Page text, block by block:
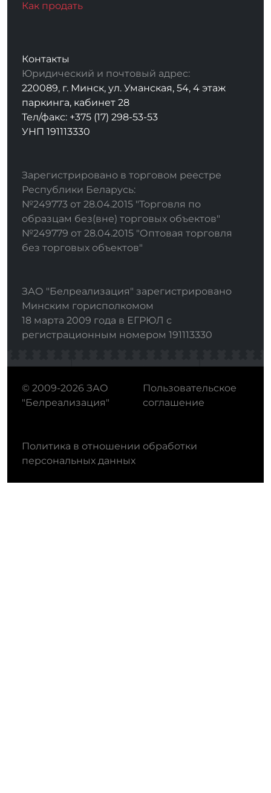
Как продать
Контакты
Юридический и почтовый адрес:
220089, г. Минск, ул. Уманская, 54, 4 этаж
паркинга, кабинет 28
Тел/факс: +375 (17) 298-53-53
УНП 191113330
Зарегистрировано в торговом реестре
Республики Беларусь:
№249773 от 28.04.2015 "Торговля по
образцам без(вне) торговых объектов"
№249779 от 28.04.2015 "Оптовая торговля
без торговых объектов"
ЗАО "Белреализация" зарегистрировано
Минским горисполкомом
18 марта 2009 года в ЕГРЮЛ с
регистрационным номером 191113330
© 2009-2026 ЗАО
"Белреализация"
Пользовательское
соглашение
Политика в отношении обработки
персональных данных